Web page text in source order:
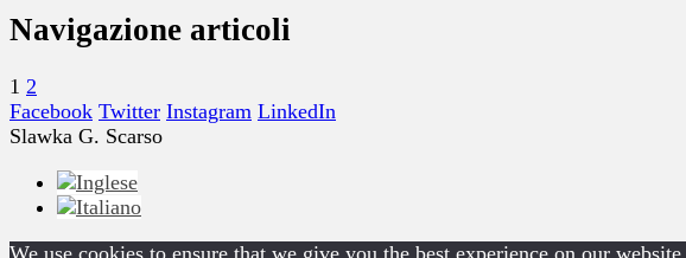
Navigazione articoli
1 2
Facebook Twitter Instagram LinkedIn
Slawka G. Scarso